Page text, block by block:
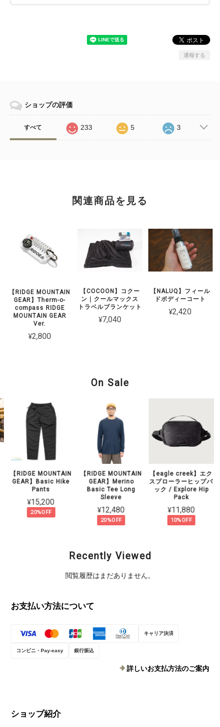
通報する
ショップの評価
すべて 233 5 3
関連商品を見る
【RIDGE MOUNTAIN
GEAR】Therm-o-
compass RIDGE
MOUNTAIN GEAR
Ver.
¥2,800
【COCOON】コクー
ン｜クールマックス
トラベルブランケット
¥7,040
【NALUQ】フィール
ドボディーコート
¥2,420
On Sale
【RIDGE MOUNTAIN
GEAR】Basic Hike
Pants
¥15,200
20%OFF
【RIDGE MOUNTAIN
GEAR】Merino
Basic Tee Long
Sleeve
¥12,480
20%OFF
【eagle creek】エク
スプローラーヒップパ
ック / Explore Hip
Pack
¥11,880
10%OFF
Recently Viewed
閲覧履歴はまだありません。
お支払い方法について
キャリア決済
コンビニ・Pay-easy 銀行振込
詳しいお支払方法のご案内
ショップ紹介